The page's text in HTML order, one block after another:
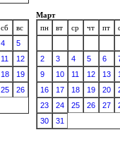
сб
вс
4
5
11
12
18
19
25
26
Март
пн
вт ср чт пт
2 3 4 5 6
9
10 11 12 13
16
17 18 19 20
23
24 25 26 27
30
31